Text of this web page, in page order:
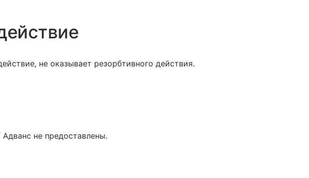
не оказывает резорбтивного действия.
Адванс не предоставлены.